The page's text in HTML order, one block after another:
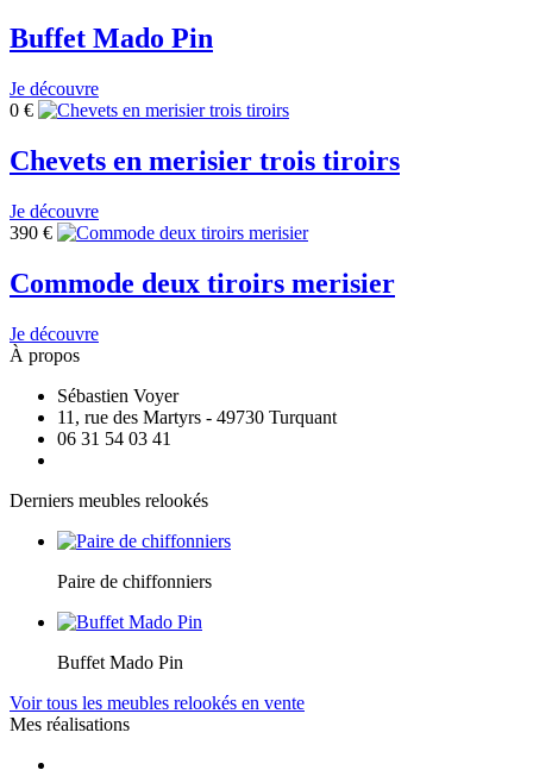
Buffet Mado Pin
Je découvre
0 €
Chevets en merisier trois tiroirs
Je découvre
390 €
Commode deux tiroirs merisier
Je découvre
À propos
Sébastien Voyer
11, rue des Martyrs - 49730 Turquant
06 31 54 03 41
Derniers meubles relookés
Paire de chiffonniers
Buffet Mado Pin
Voir tous les meubles relookés en vente
Mes réalisations